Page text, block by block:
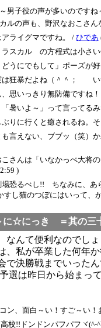
男子役の声が多いのですね
ルの声も、野沢なおこさん
ライグマですね。 /ひであ
カル の方程式は小さい
うにでもして」ポーズが
は狂暴だよね（＾＾； い
、思いっきり無防備ですね
「暑いよ～」って言ってる
りに行くと癒されるね。
も言えない、ブブッ（笑）
さんは「いなかっぺ大将
)
場恐るべし!! ちなみに、あ
すし猫のつぼにはいって
に☆にっき ＝其の三
なんて便利なのでし
、私が卒業した何年
で決勝戦までいった
選は昨日から始まっ
ン、面白～い！すご～い！
校!!ドンドンパフパフヾ